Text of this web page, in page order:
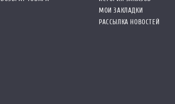
МОИ ЗАКЛАДКИ
РАССЫЛКА НОВОСТЕЙ